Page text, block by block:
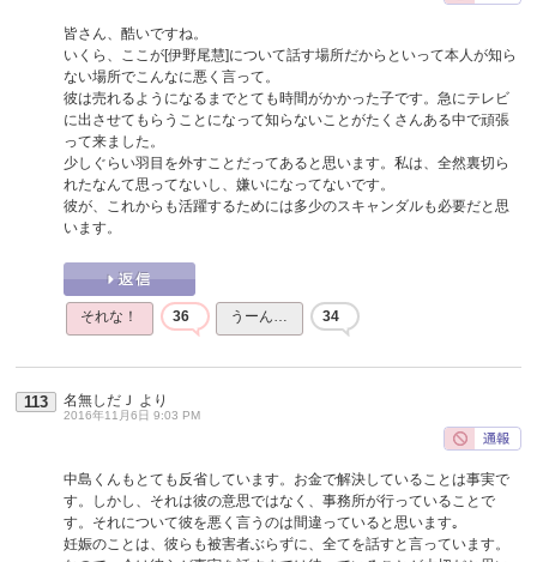
皆さん、酷いですね。
いくら、ここが[伊野尾慧]について話す場所だからといって本人が知ら
ない場所でこんなに悪く言って。
彼は売れるようになるまでとても時間がかかった子です。急にテレビ
に出させてもらうことになって知らないことがたくさんある中で頑張
って来ました。
少しぐらい羽目を外すことだってあると思います。私は、全然裏切ら
れたなんて思ってないし、嫌いになってないです。
彼が、これからも活躍するためには多少のスキャンダルも必要だと思
います。
それな！ 36 うーん… 34
113 名無しだＪ より
2016年11月6日 9:03 PM
中島くんもとても反省しています。お金で解決していることは事実で
す。しかし、それは彼の意思ではなく、事務所が行っていることで
す。それについて彼を悪く言うのは間違っていると思います｡
妊娠のことは、彼らも被害者ぶらずに、全てを話すと言っています。